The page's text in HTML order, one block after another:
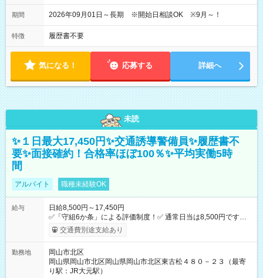
期間 2026年09月01日～長期 ※開始日相談OK ※9月～！
特徴 履歴書不要
気になる！ 応募する 詳細へ
未読
✨１日最大17,450円✨交通誘導警備員✨履歴書不
要✨面接確約！合格率ほぼ100％✨平均実働5時
間
アルバイト 職種未経験OK
給与
日給8,500円～17,450円
✅「守組6か条」による評価制度！✅ 通常日当は8,500円ですが
上記評価制度により「S級隊員」と認定されれば10,000円の日当
を支給します。 (1)上記勤務者が交通2級資格者の場合10,000円
14,375円 (3)上記現場が日祝深夜の場合 17,250円 (4)上記勤務
者が現場までの運転者の場合17,250+200円＝17,450円 -----------
------------------------------- *最高日当額 17,450円* （実働時間5
交通費別途支給あり
勤務地
岡山市北区
岡山県岡山市北区岡山県岡山市北区東古松４８０－２３（最寄
り駅：JR大元駅）